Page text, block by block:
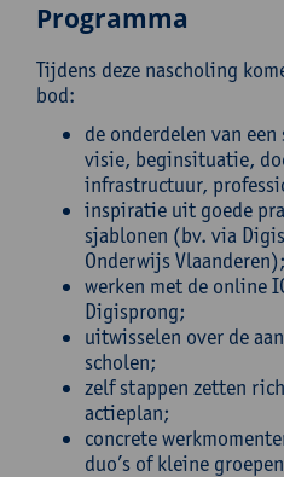
Programma
Tijdens deze nascholing
bod:
de onderdelen van
visie, beginsituatie,
infrastructuur,
inspiratie uit goede
sjablonen (bv. via
Onderwijs Vlaanderen);
werken met de online
Digisprong;
uitwisselen over de
scholen;
zelf stappen zetten
actieplan;
concrete
duo’s of kleine